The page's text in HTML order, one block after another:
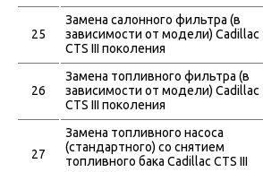
25
Замена салонного фильтра (в
зависимости от модели) Cadillac
CTS III поколения
26
Замена топливного фильтра (в
зависимости от модели) Cadillac
CTS III поколения
27
Замена топливного насоса
(стандартного) со снятием
топливного бака Cadillac CTS III